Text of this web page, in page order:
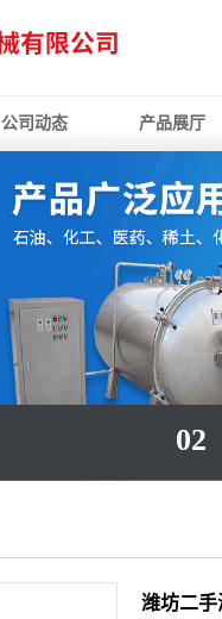
公司动态 产品展厅
02
潍坊二手